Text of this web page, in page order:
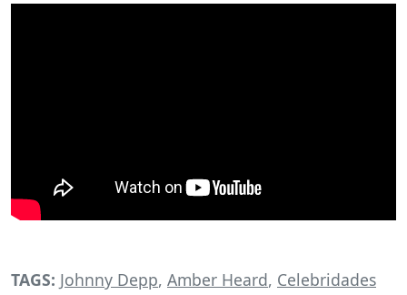
TAGS: Johnny Depp, Amber Heard, Celebridades